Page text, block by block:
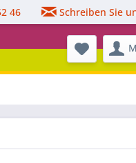
46 Schreiben Sie